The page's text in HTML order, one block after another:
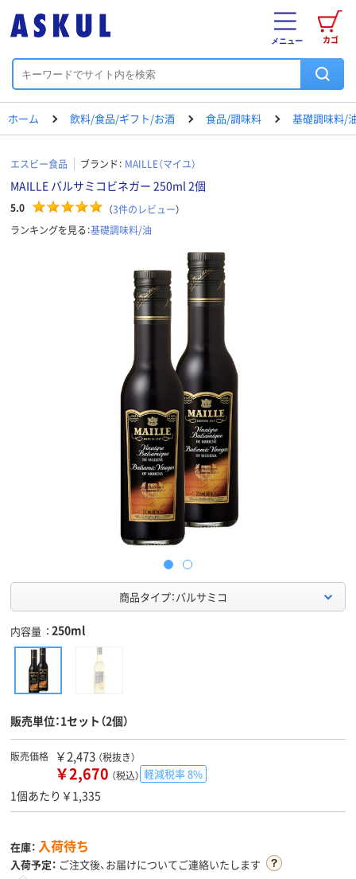
カゴ
メニュー
ホーム 飲料/食品/ギフト/お酒 食品/調味料 基礎調味料/
エスビー食品 ブランド： MAILLE（マイユ）
MAILLE バルサミコビネガー 250ml 2個
5.0 （3件のレビュー）
ランキングを見る：基礎調味料/油
商品タイプ：バルサミコ
内容量 250ml
販売単位：1セット（2個）
販売価格 ￥2,473 （税抜き）
￥2,670 （税込） 軽減税率 8%
1個あたり￥1,335
在庫： 入荷待ち
入荷予定： ご注文後、お届けについてご連絡いたします